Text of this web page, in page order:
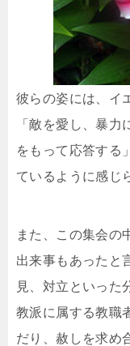
彼らの姿には、イ
「敵を愛し、暴
をもって応答する
ているように感じ
また、この集会の
出来事もあったと
見、対立といった
教派に属する教職
だり、赦しを求め